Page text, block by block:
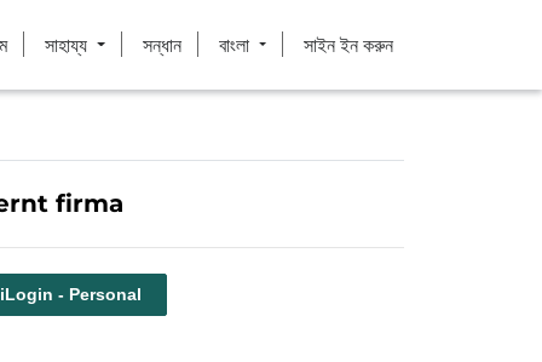
সাহায্য সন্ধান বাংলা সাইন ইন করুন
firma
- Personal